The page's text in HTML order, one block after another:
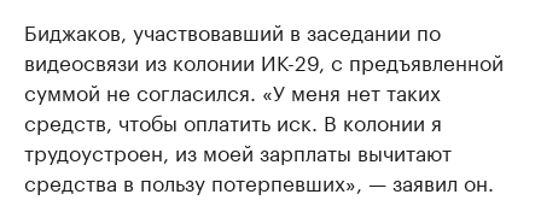
Биджаков, участвовавший в заседании по
видеосвязи из колонии ИК-29, с предъявленной
суммой не согласился. «У меня нет таких
средств, чтобы оплатить иск. В колонии я
трудоустроен, из моей зарплаты вычитают
средства в пользу потерпевших», — заявил он.